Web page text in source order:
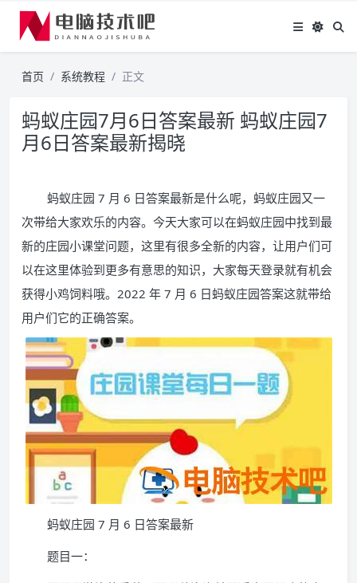
首页 系统教程 正文
蚂蚁庄园7月6日答案最新 蚂蚁庄园7
月6日答案最新揭晓
蚂蚁庄园 7 月 6 日答案最新是什么呢，蚂蚁庄园又一
次带给大家欢乐的内容。今天大家可以在蚂蚁庄园中找到最
新的庄园小课堂问题，这里有很多全新的内容，让用户们可
以在这里体验到更多有意思的知识，大家每天登录就有机会
获得小鸡饲料哦。2022 年 7 月 6 日蚂蚁庄园答案这就带给
用户们它的正确答案。
蚂蚁庄园 7 月 6 日答案最新
题目一：